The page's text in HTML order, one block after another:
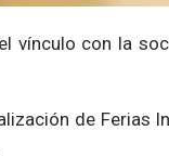
vínculo con la
de Ferias